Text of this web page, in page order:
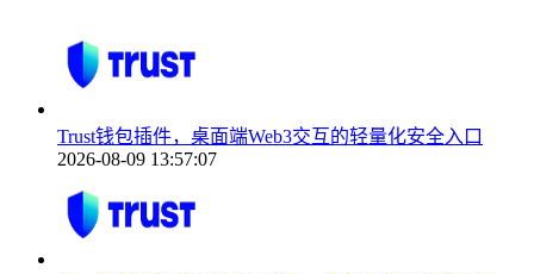
Trust钱包插件，桌面端Web3交互的轻量化安全入口
2026-08-09 13:57:07